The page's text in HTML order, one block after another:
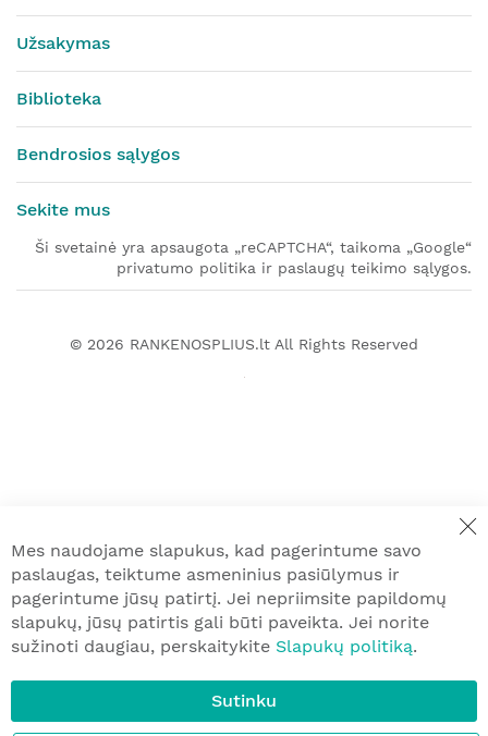
Užsakymas
Biblioteka
Bendrosios sąlygos
Sekite mus
Ši svetainė yra apsaugota „reCAPTCHA“, taikoma „Google“
privatumo politika ir paslaugų teikimo sąlygos.
© 2026 RANKENOSPLIUS.lt All Rights Reserved
Mes naudojame slapukus, kad pagerintume savo
paslaugas, teiktume asmeninius pasiūlymus ir
pagerintume jūsų patirtį. Jei nepriimsite papildomų
slapukų, jūsų patirtis gali būti paveikta. Jei norite
sužinoti daugiau, perskaitykite Slapukų politiką.
Sutinku